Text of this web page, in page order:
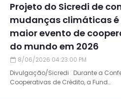
Projeto do Sicredi de
mudanças climáticas é
maior evento de
do mundo em 2026
8/06/2026 04:23:00 PM
Divulgação/Sicredi Durante a
Cooperativas de Crédito, a Fund…